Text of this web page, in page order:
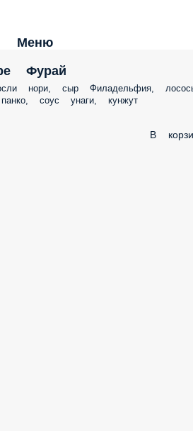
Меню
Фурай
нори, сыр Филадельфия,
соус унаги, кунжут
В